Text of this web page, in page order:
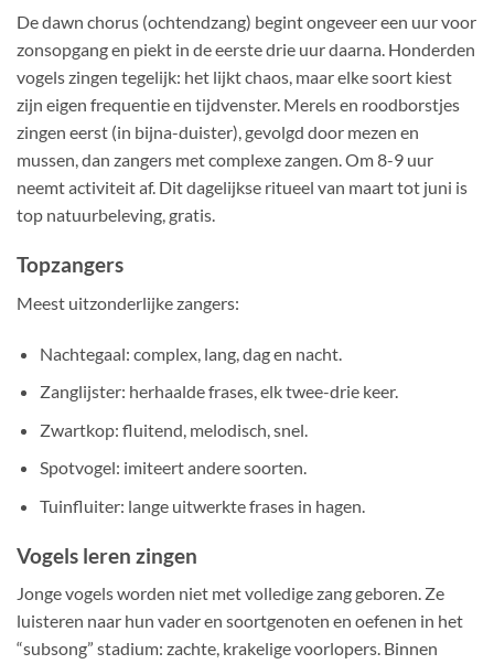
De dawn chorus (ochtendzang) begint ongeveer een uur voor
zonsopgang en piekt in de eerste drie uur daarna. Honderden
vogels zingen tegelijk: het lijkt chaos, maar elke soort kiest
zijn eigen frequentie en tijdvenster. Merels en roodborstjes
zingen eerst (in bijna-duister), gevolgd door mezen en
mussen, dan zangers met complexe zangen. Om 8-9 uur
neemt activiteit af. Dit dagelijkse ritueel van maart tot juni is
top natuurbeleving, gratis.
Topzangers
Meest uitzonderlijke zangers:
Nachtegaal: complex, lang, dag en nacht.
Zanglijster: herhaalde frases, elk twee-drie keer.
Zwartkop: fluitend, melodisch, snel.
Spotvogel: imiteert andere soorten.
Tuinfluiter: lange uitwerkte frases in hagen.
Vogels leren zingen
Jonge vogels worden niet met volledige zang geboren. Ze
luisteren naar hun vader en soortgenoten en oefenen in het
“subsong” stadium: zachte, krakelige voorlopers. Binnen